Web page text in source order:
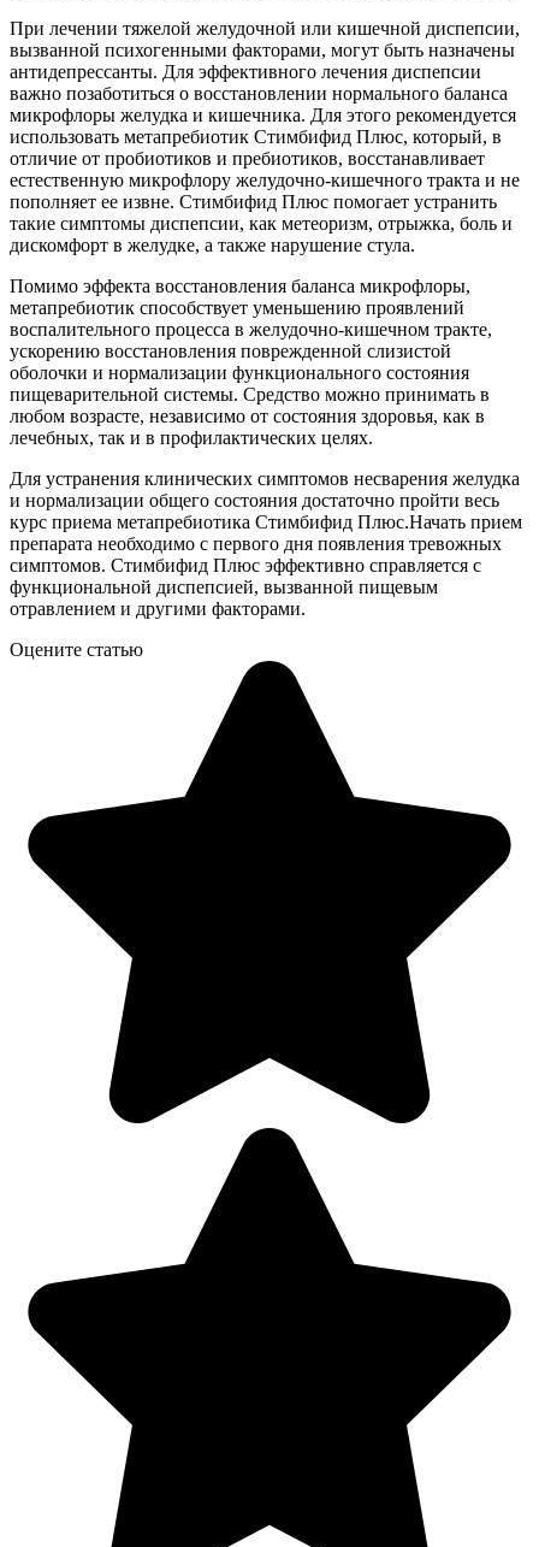
При лечении тяжелой желудочной или кишечной диспепсии,
вызванной психогенными факторами, могут быть назначены
антидепрессанты. Для эффективного лечения диспепсии
важно позаботиться о восстановлении нормального баланса
микрофлоры желудка и кишечника. Для этого рекомендуется
использовать метапребиотик Стимбифид Плюс, который, в
отличие от пробиотиков и пребиотиков, восстанавливает
естественную микрофлору желудочно-кишечного тракта и не
пополняет ее извне. Стимбифид Плюс помогает устранить
такие симптомы диспепсии, как метеоризм, отрыжка, боль и
дискомфорт в желудке, а также нарушение стула.
Помимо эффекта восстановления баланса микрофлоры,
метапребиотик способствует уменьшению проявлений
воспалительного процесса в желудочно-кишечном тракте,
ускорению восстановления поврежденной слизистой
оболочки и нормализации функционального состояния
пищеварительной системы. Средство можно принимать в
любом возрасте, независимо от состояния здоровья, как в
лечебных, так и в профилактических целях.
Для устранения клинических симптомов несварения желудка
и нормализации общего состояния достаточно пройти весь
курс приема метапребиотика Стимбифид Плюс.Начать прием
препарата необходимо с первого дня появления тревожных
симптомов. Стимбифид Плюс эффективно справляется с
функциональной диспепсией, вызванной пищевым
отравлением и другими факторами.
Оцените статью